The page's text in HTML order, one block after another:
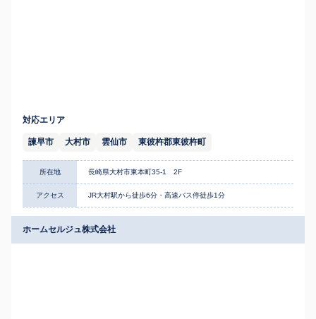
対応エリア
諫早市 大村市 雲仙市 東彼杵郡東彼杵町
所在地 長崎県大村市東本町35-1 2F
アクセス JR大村駅から徒歩6分・高速バス停徒歩1分
ホームセルジュ株式会社